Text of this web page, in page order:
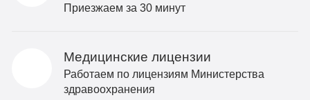
Приезжаем за 30 минут
Медицинские лицензии
Работаем по лицензиям Министерства
здравоохранения